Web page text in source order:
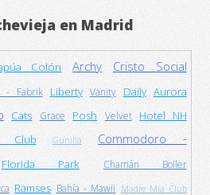
en Madrid
Colón Archy
Cristo Social
- Fabrik Liberty Vanity Daily Aurora
Cats Grace Posh Velvet
Hotel NH
Club Gunilla
Commodoro -
Florida Park
Chamán Boiler
Ramses Bahía - Mawii Madre Mía Club